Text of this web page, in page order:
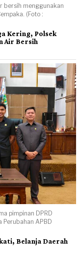
bersih menggunakan
(Foto :
Kering, Polsek
Air Bersih
pimpinan DPRD
Perubahan APBD
Belanja Daerah